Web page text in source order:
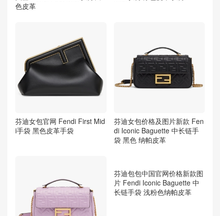
色皮革
芬迪女包官网 Fendi First Mid
i手袋 黑色皮革手袋
芬迪女包价格及图片新款 Fen
di Iconic Baguette 中长链手
袋 黑色 纳帕皮革